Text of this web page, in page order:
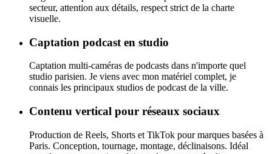
secteur, attention aux détails, respect strict de la charte
visuelle.
Captation podcast en studio
Captation multi-caméras de podcasts dans n'importe quel
studio parisien. Je viens avec mon matériel complet, je
connais les principaux studios de podcast de la ville.
Contenu vertical pour réseaux sociaux
Production de Reels, Shorts et TikTok pour marques basées à
Paris. Conception, tournage, montage, déclinaisons. Idéal